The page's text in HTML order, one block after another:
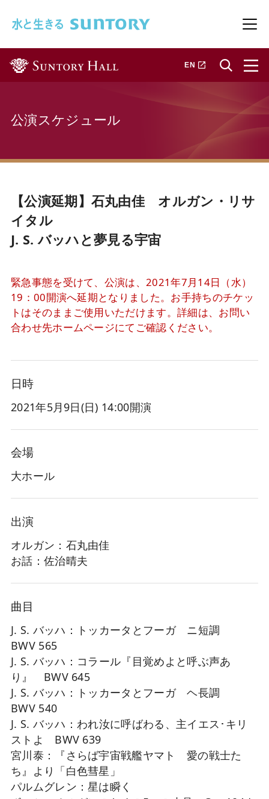
メ
EN 新しいタブで開きます
公演スケジュール
【公演延期】石丸由佳 オルガン・リサ
イタル
J. S. バッハと夢見る宇宙
緊急事態を受けて、公演は、2021年7月14日（水）
19：00開演へ延期となりました。お手持ちのチケッ
トはそのままご使用いただけます。詳細は、お問い
合わせ先ホームページにてご確認ください。
日時
2021年5月9日(日) 14:00開演
会場
大ホール
出演
オルガン：石丸由佳
お話：佐治晴夫
曲目
J. S. バッハ：トッカータとフーガ ニ短調
BWV 565
J. S. バッハ：コラール『目覚めよと呼ぶ声あ
り』 BWV 645
J. S. バッハ：トッカータとフーガ ヘ長調
BWV 540
J. S. バッハ：われ汝に呼ばわる、主イエス･キリ
ストよ BWV 639
宮川泰：『さらば宇宙戦艦ヤマト 愛の戦士た
ち』より「白色彗星」
パルムグレン：星は瞬く